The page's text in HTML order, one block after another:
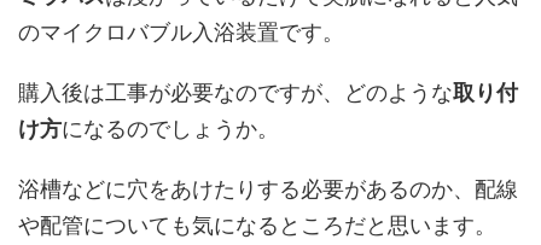
のマイクロバブル入浴装置です。
購入後は工事が必要なのですが、どのような取り付
け方になるのでしょうか。
浴槽などに穴をあけたりする必要があるのか、配線
や配管についても気になるところだと思います。